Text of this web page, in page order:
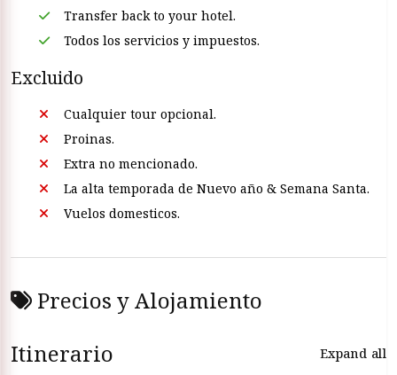
Transfer back to your hotel.
Todos los servicios y impuestos.
Excluido
Cualquier tour opcional.
Proinas.
Extra no mencionado.
La alta temporada de Nuevo año & Semana Santa.
Vuelos domesticos.
Precios y Alojamiento
Itinerario
Expand all